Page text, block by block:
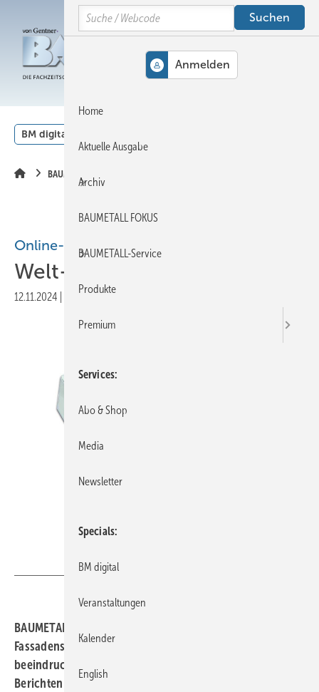
Hauptinhalt
Hauptmenü
SiteSearch
BM digital
BAUMETALL-Extra
Online-Extra
Welt-Metallfassaden-Tag
12.11.2024 Druckvorschau
BAUMETALL-Leser stellen zahlreiche
Fassadenschönheiten vor. Jeder einzelne Klick wird mit
beeindruckenden Objekten und dazu passenden
Berichten belohnt
Search
Home
Aktuelle Ausgabe
Archiv
BAUMETALL FOKUS
BAUMETALL-Service
Produkte
Premium
Services
Abo & Shop
Media
Newsletter
Specials
BM digital
Veranstaltungen
Kalender
English